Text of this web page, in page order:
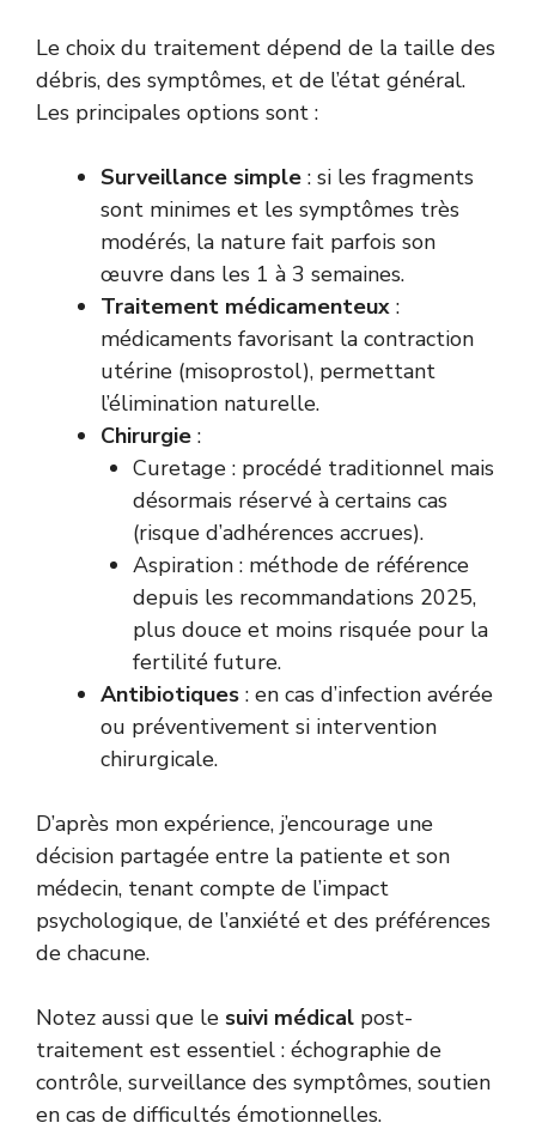
Le choix du traitement dépend de la taille des
débris, des symptômes, et de l’état général.
Les principales options sont :
Surveillance simple : si les fragments
sont minimes et les symptômes très
modérés, la nature fait parfois son
œuvre dans les 1 à 3 semaines.
Traitement médicamenteux :
médicaments favorisant la contraction
utérine (misoprostol), permettant
l’élimination naturelle.
Chirurgie :
Curetage : procédé traditionnel mais
désormais réservé à certains cas
(risque d’adhérences accrues).
Aspiration : méthode de référence
depuis les recommandations 2025,
plus douce et moins risquée pour la
fertilité future.
Antibiotiques : en cas d’infection avérée
ou préventivement si intervention
chirurgicale.
D’après mon expérience, j’encourage une
décision partagée entre la patiente et son
médecin, tenant compte de l’impact
psychologique, de l’anxiété et des préférences
de chacune.
Notez aussi que le suivi médical post-
traitement est essentiel : échographie de
contrôle, surveillance des symptômes, soutien
en cas de difficultés émotionnelles.